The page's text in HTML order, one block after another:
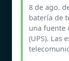
8 de ago.
batería de
una fuente
(UPS). Las